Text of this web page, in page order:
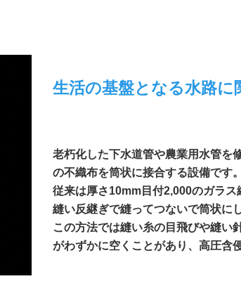
生活の基盤となる水路に
老朽化した下水道管や農業用水管を
の不織布を筒状に接合する設備です。
従来は厚さ10mm目付2,000のガラ
縫い反継ぎで縫ってつないで筒状に
この方法では縫い糸の目飛びや縫い
がわずかに空くことがあり、高圧含